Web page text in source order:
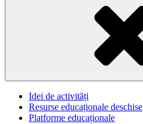
Idei de activități
Resurse educaționale deschise
Platforme educaționale